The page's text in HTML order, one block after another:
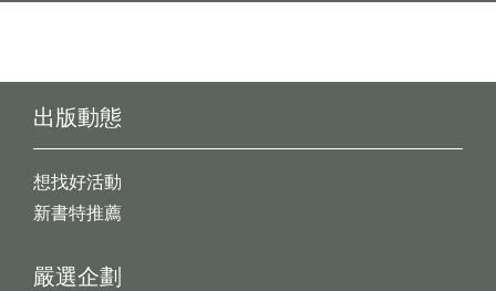
出版動態
想找好活動
新書特推薦
嚴選企劃